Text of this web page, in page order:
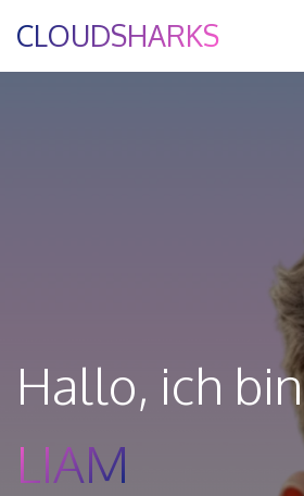
CLOUDSHARKS
Hallo, ich bin
LIAM